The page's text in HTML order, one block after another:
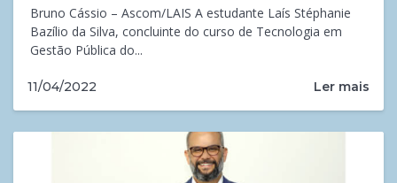
Bruno Cássio – Ascom/LAIS A estudante Laís Stéphanie
Bazílio da Silva, concluinte do curso de Tecnologia em
Gestão Pública do...
11/04/2022 Ler mais